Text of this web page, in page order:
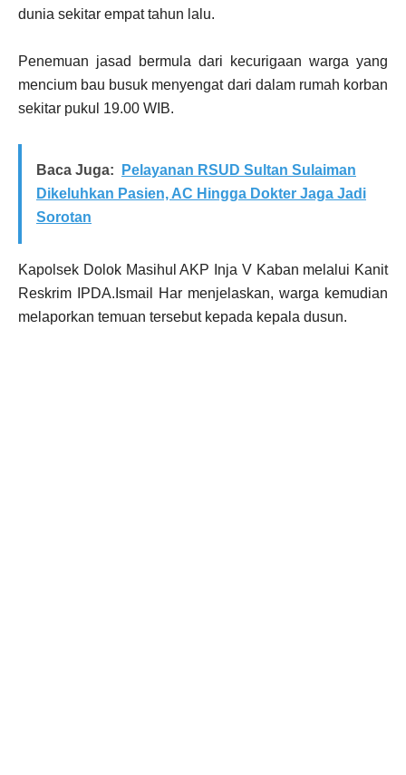
dunia sekitar empat tahun lalu.
Penemuan jasad bermula dari kecurigaan warga yang
mencium bau busuk menyengat dari dalam rumah korban
sekitar pukul 19.00 WIB.
Baca Juga:
Pelayanan RSUD Sultan Sulaiman
Dikeluhkan Pasien, AC Hingga Dokter Jaga Jadi
Sorotan
Kapolsek Dolok Masihul AKP Inja V Kaban melalui Kanit
Reskrim IPDA.Ismail Har menjelaskan, warga kemudian
melaporkan temuan tersebut kepada kepala dusun.